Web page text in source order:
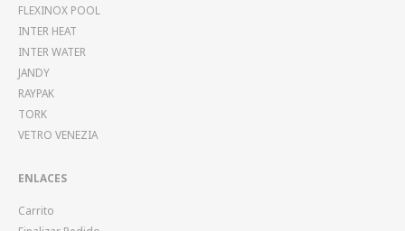
FLEXINOX POOL
INTER HEAT
INTER WATER
JANDY
RAYPAK
TORK
VETRO VENEZIA
ENLACES
Carrito